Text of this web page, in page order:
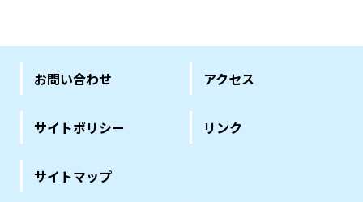
お問い合わせ アクセス
サイトポリシー リンク
サイトマップ